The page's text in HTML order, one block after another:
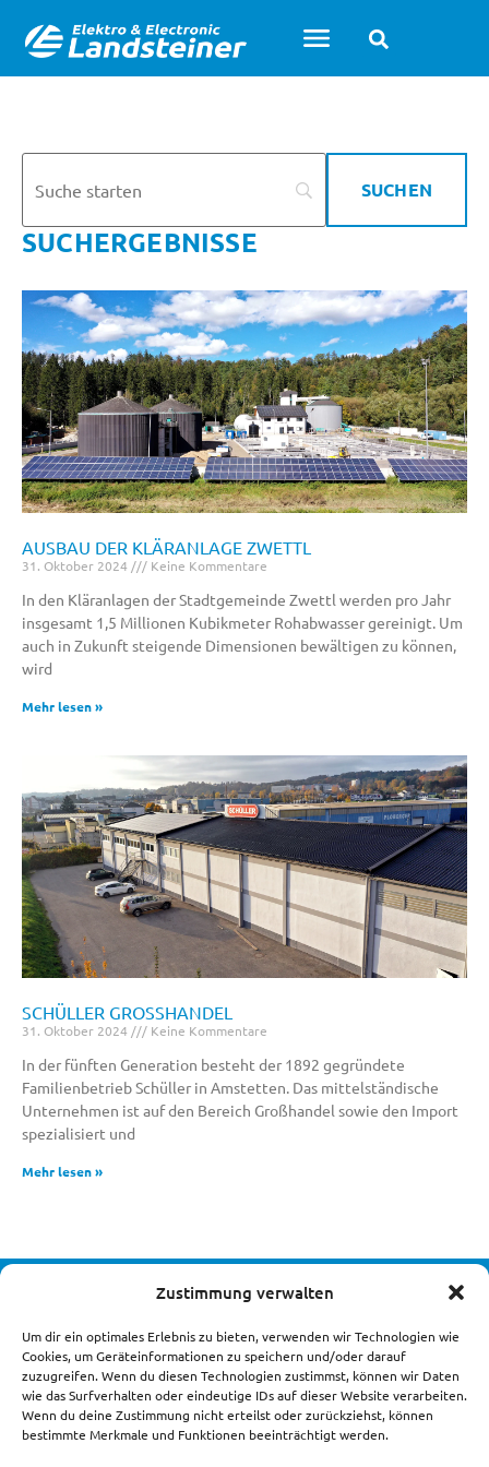
Zustimmung verwalten
Um dir ein optimales Erlebnis zu bieten, verwenden wir Technologien wie
Cookies, um Geräteinformationen zu speichern und/oder darauf
zuzugreifen. Wenn du diesen Technologien zustimmst, können wir Daten
wie das Surfverhalten oder eindeutige IDs auf dieser Website verarbeiten.
Wenn du deine Zustimmung nicht erteilst oder zurückziehst, können
bestimmte Merkmale und Funktionen beeinträchtigt werden.
SUCHERGEBNISSE
AUSBAU DER KLÄRANLAGE ZWETTL
31. Oktober 2024 Keine Kommentare
In den Kläranlagen der Stadtgemeinde Zwettl werden pro Jahr
insgesamt 1,5 Millionen Kubikmeter Rohabwasser gereinigt. Um
auch in Zukunft steigende Dimensionen bewältigen zu können,
wird
Mehr lesen »
SCHÜLLER GROSSHANDEL
31. Oktober 2024 Keine Kommentare
In der fünften Generation besteht der 1892 gegründete
Familienbetrieb Schüller in Amstetten. Das mittelständische
Unternehmen ist auf den Bereich Großhandel sowie den Import
spezialisiert und
Mehr lesen »